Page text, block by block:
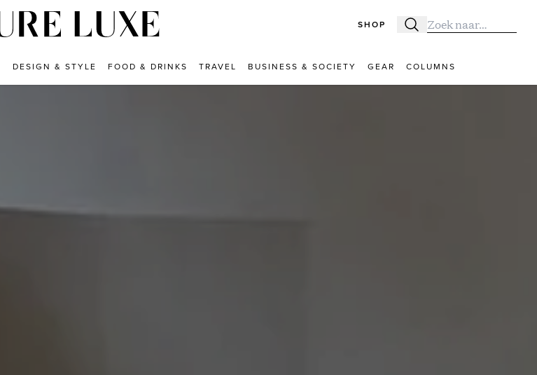
SHOP Zoeken
Zoek naar:
DESIGN & STYLE FOOD & DRINKS TRAVEL BUSINESS & SOCIETY GEAR COLUMNS